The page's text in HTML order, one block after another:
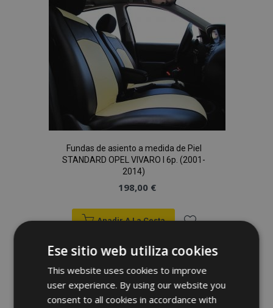
Lista
de
Deseos
Fundas de asiento a medida de Piel
STANDARD OPEL VIVARO I 6p. (2001-
2014)
198,00 €
Anadir A La Cesta
Añadir
a la
Lista
Ese sitio web utiliza cookies
This website uses cookies to improve
user experience. By using our website you
consent to all cookies in accordance with